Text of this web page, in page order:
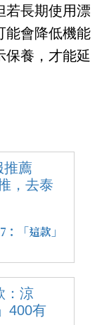
若長期使用漂
能會降低機能
保養，才能延
「這款」